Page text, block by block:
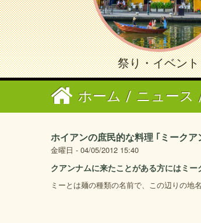
祭り・イベント
ホーム / ニュース
ホイアンの庶民的な料理 ｢ミークア
金曜日 - 04/05/2012 15:40
クアンナムに来たことがある方にはミー
ミーとは麺の種類の名前で、この辺りの地